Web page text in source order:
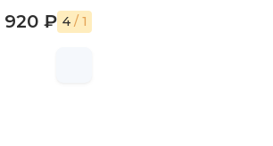
920 ₽ 4 / 1